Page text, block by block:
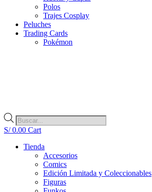
Polos
Trajes Cosplay
Peluches
Trading Cards
Pokémon
Búsqueda
de
productos
S/0.00 Cart
Tienda
Accesorios
Comics
Edición Limitada y Coleccionables
Figuras